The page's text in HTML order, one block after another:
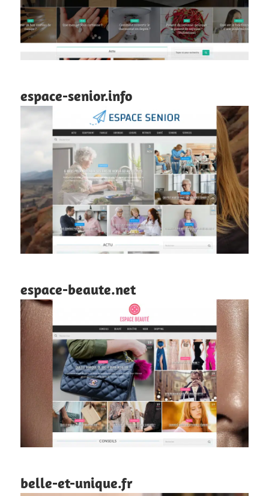
espace-senior.info
espace-beaute.net
belle-et-unique.fr